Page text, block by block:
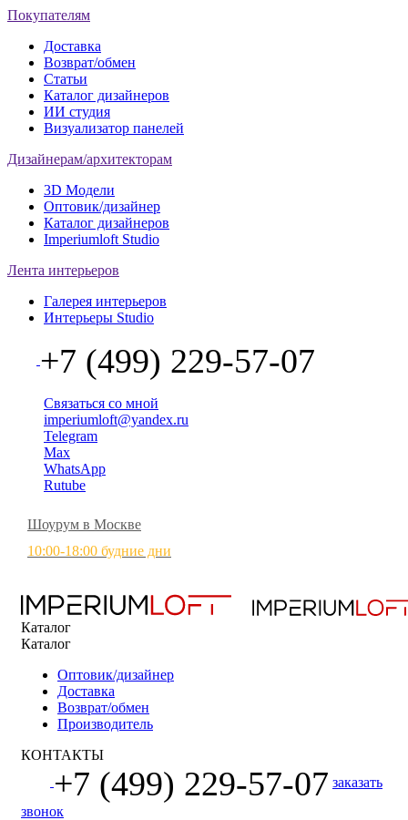
Покупателям
Доставка
Возврат/обмен
Статьи
Каталог дизайнеров
ИИ студия
Визуализатор панелей
Дизайнерам/архитекторам
3D Модели
Оптовик/дизайнер
Каталог дизайнеров
Imperiumloft Studio
Лента интерьеров
Галерея интерьеров
Интерьеры Studio
+7 (499) 229-57-07
Связаться со мной
imperiumloft@yandex.ru
Telegram
Max
WhatsApp
Rutube
Шоурум в Москве
10:00-18:00 будние дни
Каталог
Каталог
Оптовик/дизайнер
Доставка
Возврат/обмен
Производитель
КОНТАКТЫ
+7 (499) 229-57-07 заказать
звонок